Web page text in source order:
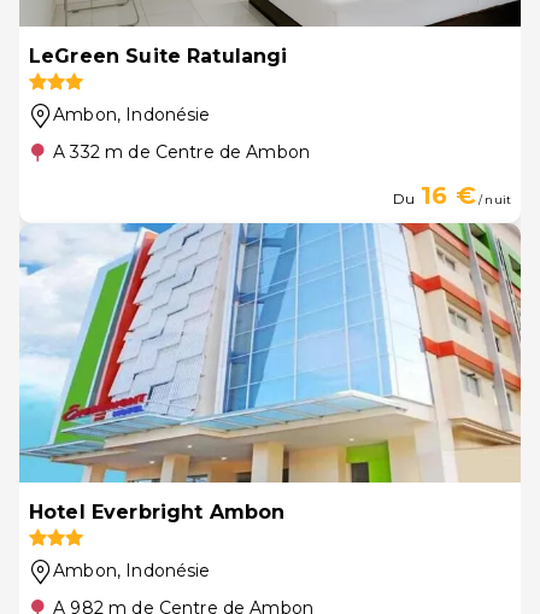
LeGreen Suite Ratulangi
Ambon, Indonésie
A 332 m de Centre de Ambon
Du 16 €/ nuit
Hotel Everbright Ambon
Ambon, Indonésie
A 982 m de Centre de Ambon